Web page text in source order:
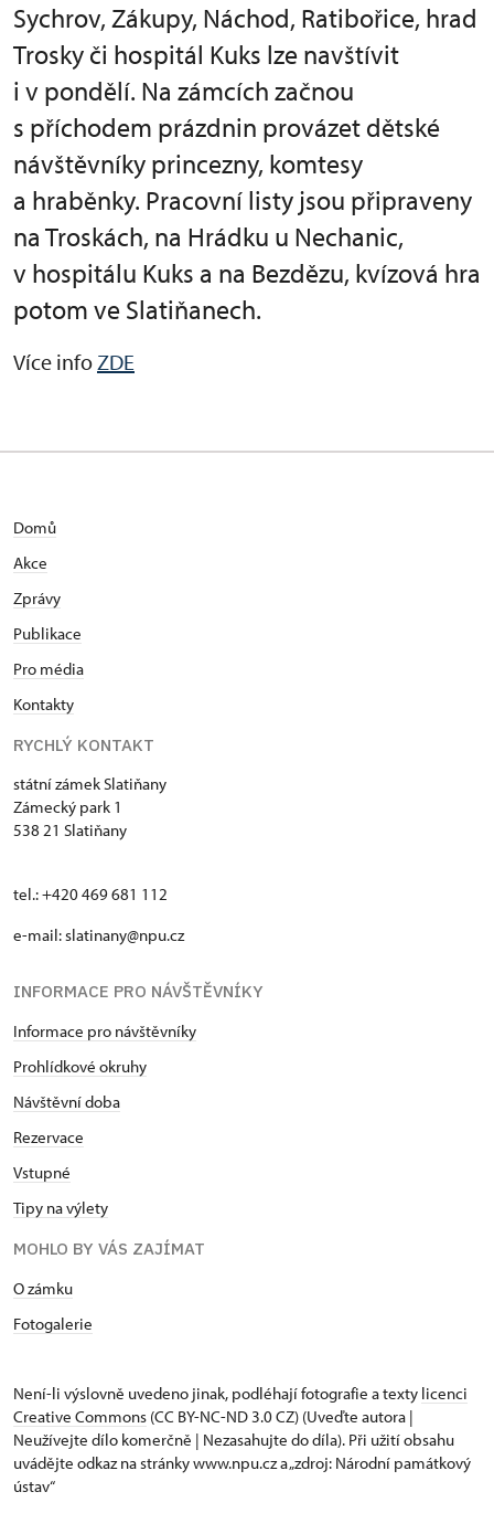
Sychrov, Zákupy, Náchod, Ratibořice, hrad
Trosky či hospitál Kuks lze navštívit
i v pondělí. Na zámcích začnou
s příchodem prázdnin provázet dětské
návštěvníky princezny, komtesy
a hraběnky. Pracovní listy jsou připraveny
na Troskách, na Hrádku u Nechanic,
v hospitálu Kuks a na Bezdězu, kvízová hra
potom ve Slatiňanech.
Více infoZDE
Domů
Akce
Zprávy
Publikace
Pro média
Kontakty
RYCHLÝ KONTAKT
státní zámek Slatiňany
Zámecký park 1
538 21 Slatiňany
tel.: +420 469 681 112
e-mail: slatinany@npu.cz
INFORMACE PRO NÁVŠTĚVNÍKY
Informace pro návštěvníky
Prohlídkové okruhy
Návštěvní doba
Rezervace
Vstupné
Tipy na výlety
MOHLO BY VÁS ZAJÍMAT
O zámku
Fotogalerie
Není-li výslovně uvedeno jinak, podléhají fotografie a texty licenci
Creative Commons (CC BY-NC-ND 3.0 CZ) (Uveďte autora |
Neužívejte dílo komerčně | Nezasahujte do díla). Při užití obsahu
uvádějte odkaz na stránky www.npu.cz a „zdroj: Národní památkový
ústav“